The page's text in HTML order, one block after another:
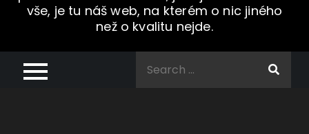
vše, je tu náš web, na kterém o nic jiného
než o kvalitu nejde.